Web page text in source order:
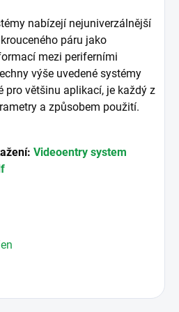
nabízejí nejuniverzálnější
páru jako
mezi periferními
výše uvedené systémy
pro většinu aplikací, je každý z
a způsobem použití.
Videoentry system